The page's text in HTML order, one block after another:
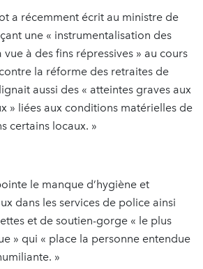
a récemment écrit au ministre de
une « instrumentalisation des
à des fins répressives » au cours
la réforme des retraites de
aussi des « atteintes graves aux
» liées aux conditions matérielles de
certains locaux. »
le manque d’hygiène et
dans les services de police ainsi
et de soutien-gorge « le plus
» qui « place la personne entendue
»